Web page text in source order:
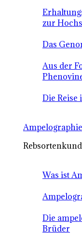
zur
Das
Aus der
Die Reise
Ampelographie
Was ist
Die
Brüder